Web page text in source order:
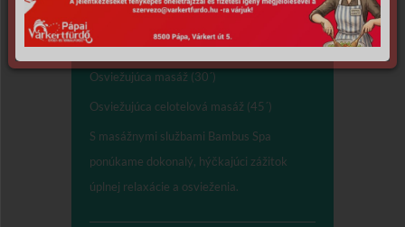
Masáže, ošetrenie tela
Osviežujúca masáž (30´)
Osviežujúca celotelová masáž (45´)
S masážnymi službami Bambus Spa
ponúkame dokonalý, hýčkajúci zážitok
úplnej relaxácie a osvieženia.